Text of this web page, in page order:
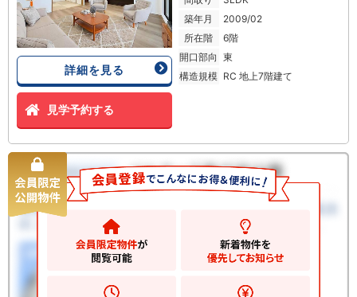
詳細を見る
見学予約する
築年月
2009/02
所在階
6階
開口部向 東
構造規模 RC 地上7階建て